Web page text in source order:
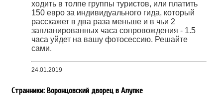
ходить в толпе группы туристов, или платить
150 евро за индивидуального гида, который
расскажет в два раза меньше и в чьи 2
запланированных часа сопровождения - 1.5
часа уйдет на вашу фотосессию. Решайте
сами.
24.01.2019
Странники: Воронцовский дворец в Алупке